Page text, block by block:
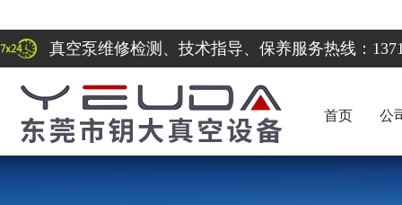
真空泵维修检测、技术指导、保养服务热线：
首页 公